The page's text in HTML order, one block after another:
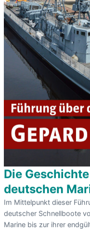
Die
deutschen
Im Mittelpunkt dieser
deutscher Schnellboote
Marine bis zur ihrer